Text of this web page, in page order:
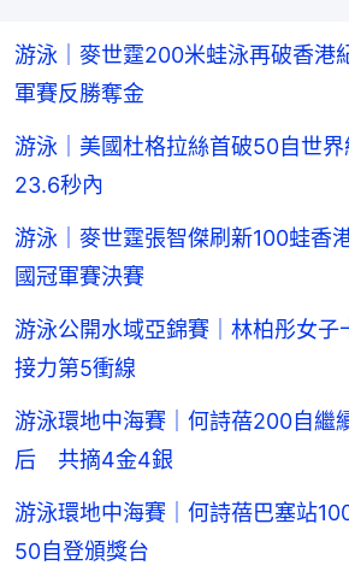
游泳｜麥世霆200米蛙泳再破香
軍賽反勝奪金
游泳｜美國杜格拉絲首破50自世
23.6秒內
游泳｜麥世霆張智傑刷新100蛙
國冠軍賽決賽
游泳公開水域亞錦賽｜林柏彤女
接力第5衝線
游泳環地中海賽｜何詩蓓200自繼
后 共摘4金4銀
游泳環地中海賽｜何詩蓓巴塞站
50自登頒獎台